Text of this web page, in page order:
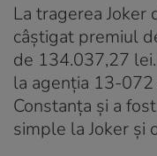
La tragerea Joker
câștigat premiul
de 134.037,27
la agenția 13-
Constanța și a
simple la Joker și